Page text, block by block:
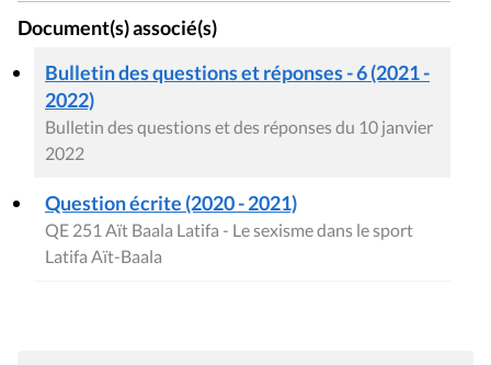
Document(s) associé(s)
Bulletin des questions et réponses - 6 (2021 -
2022)
Bulletin des questions et des réponses du 10 janvier
2022
Question écrite (2020 - 2021)
QE 251 Aït Baala Latifa - Le sexisme dans le sport
Latifa Aït-Baala